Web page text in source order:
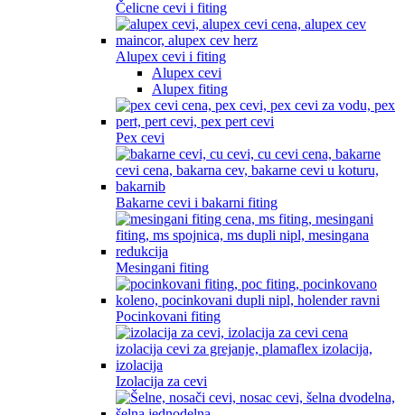
Čelicne cevi i fiting
Alupex cevi i fiting
Alupex cevi
Alupex fiting
Pex cevi
Bakarne cevi i bakarni fiting
Mesingani fiting
Pocinkovani fiting
Izolacija za cevi